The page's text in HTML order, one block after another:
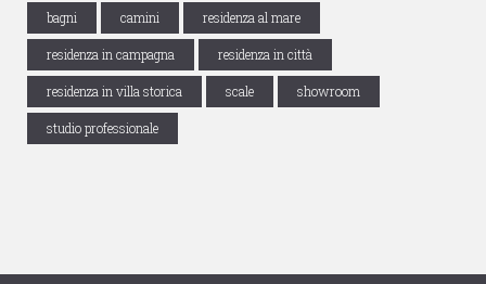
bagni camini residenza al mare
residenza in campagna residenza in città
residenza in villa storica scale showroom
studio professionale